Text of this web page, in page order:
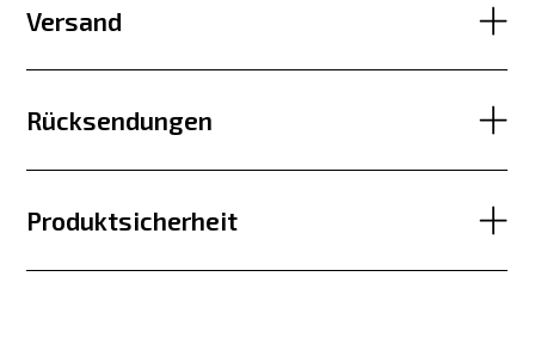
Versand
Rücksendungen
Produktsicherheit